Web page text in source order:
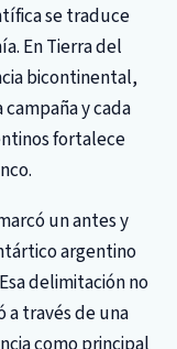
se traduce
En Tierra del
bicontinental,
y cada
fortalece
un antes y
argentino
delimitación no
a través de una